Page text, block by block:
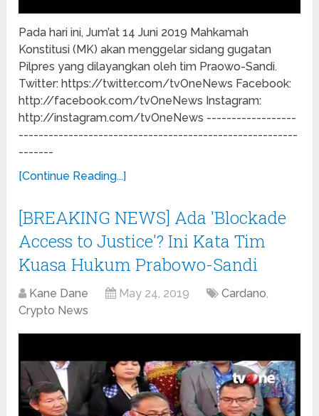
Pada hari ini, Jum’at 14 Juni 2019 Mahkamah
Konstitusi (MK) akan menggelar sidang gugatan
Pilpres yang dilayangkan oleh tim Praowo-Sandi.
Twitter: https://twitter.com/tvOneNews Facebook:
http://facebook.com/tvOneNews Instagram:
http://instagram.com/tvOneNews ------------------
--------------------------------------------------------
-------
[Continue Reading...]
[BREAKING NEWS] Ada 'Blockade
Access to Justice'? Ini Kata Tim
Kuasa Hukum Prabowo-Sandi
Kane Dane May 24, 2019 Cardano,
Crypto News